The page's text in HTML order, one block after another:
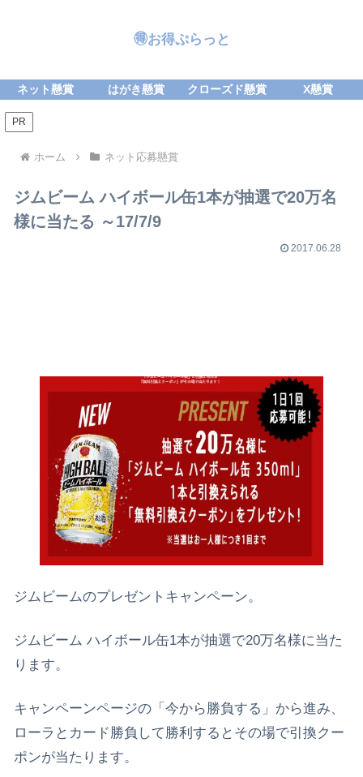
🉐お得ぷらっと
ネット懸賞 はがき懸賞 クローズド懸賞 X懸賞
PR
ホーム ネット応募懸賞
ジムビーム ハイボール缶1本が抽選で20万名
様に当たる ～17/7/9
2017.06.28
ジムビームのプレゼントキャンペーン。
ジムビーム ハイボール缶1本が抽選で20万名様に当た
ります。
キャンペーンページの「今から勝負する」から進み、
ローラとカード勝負して勝利するとその場で引換クー
ポンが当たります。